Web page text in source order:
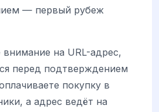
— первый рубеж
на URL-адрес,
перед подтверждением
покупку в
а адрес ведёт на